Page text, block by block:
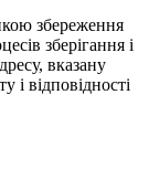
збереження
зберігання і
вказану
відповідності